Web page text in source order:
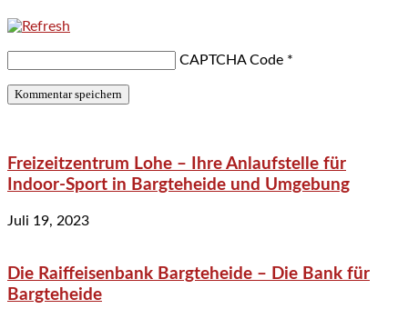
CAPTCHA Code *
Freizeitzentrum Lohe – Ihre Anlaufstelle für
Indoor-Sport in Bargteheide und Umgebung
Juli 19, 2023
Die Raiffeisenbank Bargteheide – Die Bank für
Bargteheide